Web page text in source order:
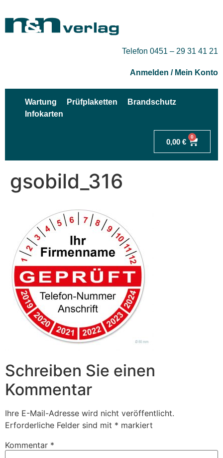
Telefon 0451 – 29 31 41 21
Anmelden / Mein Konto
Wartung Prüfplaketten
Brandschutz
Infokarten
0,00 €
0
gsobild_316
Schreiben Sie einen
Kommentar
Ihre E-Mail-Adresse wird nicht veröffentlicht.
Erforderliche Felder sind mit * markiert
Kommentar *